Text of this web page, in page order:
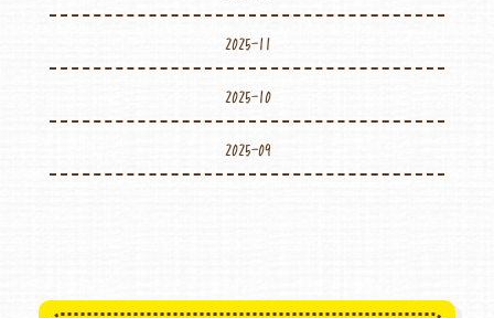
2025-11
2025-10
2025-09